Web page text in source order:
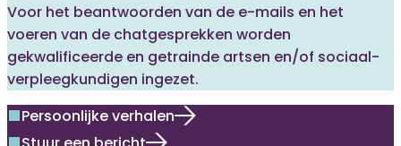
Voor het beantwoorden van de e-mails en het
voeren van de chatgesprekken worden
gekwalificeerde en getrainde artsen en/of sociaal-
verpleegkundigen ingezet.
Persoonlijke verhalen